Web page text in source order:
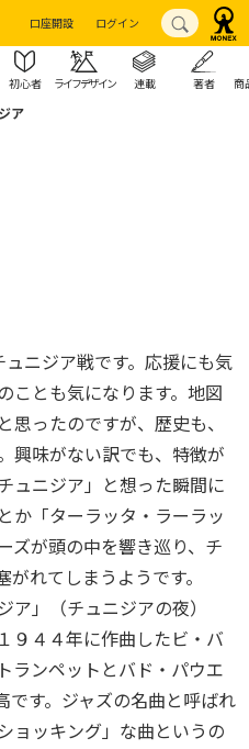
口座開設 ログイン
初心者 ライフデザイン 連載 著者 商
ア
ニジア戦です。応援にも気
ことも気になります。地図
ったのですが、歴史も、
興味がない訳でも、特徴が
ュニジア」と想った瞬間に
か「ターラッタ・ラーラッ
ズが頭の中を響き巡り、チ
れてしまうようです。
ア」（チュニジアの夜）
９４４年に作曲したビ・バ
ランペットとバド・パウエ
です。ジャズの名曲と呼ばれ
ョッキング」な曲というの